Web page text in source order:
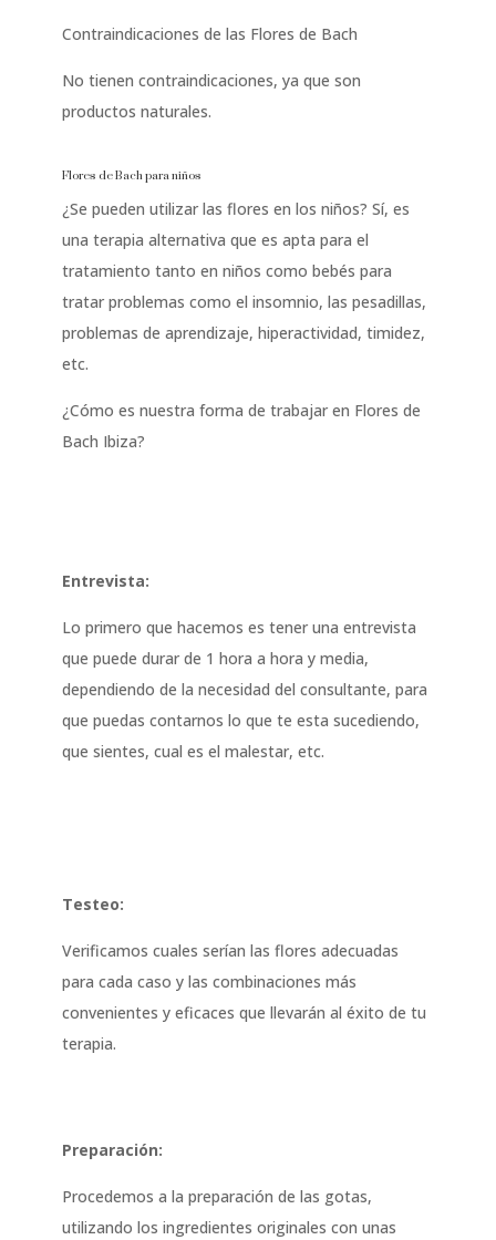
Contraindicaciones de las Flores de Bach
No tienen contraindicaciones, ya que son
productos naturales.
Flores de Bach para niños
¿Se pueden utilizar las flores en los niños? Sí, es
una terapia alternativa que es apta para el
tratamiento tanto en niños como bebés para
tratar problemas como el insomnio, las pesadillas,
problemas de aprendizaje, hiperactividad, timidez,
etc.
¿Cómo es nuestra forma de trabajar en Flores de
Bach Ibiza?
Entrevista:
Lo primero que hacemos es tener una entrevista
que puede durar de 1 hora a hora y media,
dependiendo de la necesidad del consultante, para
que puedas contarnos lo que te esta sucediendo,
que sientes, cual es el malestar, etc.
Testeo:
Verificamos cuales serían las flores adecuadas
para cada caso y las combinaciones más
convenientes y eficaces que llevarán al éxito de tu
terapia.
Preparación:
Procedemos a la preparación de las gotas,
utilizando los ingredientes originales con unas